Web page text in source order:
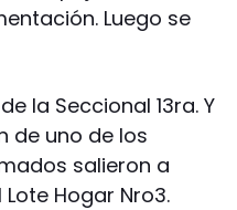
Luego se
la Seccional 13ra. Y
de uno de los
salieron a
Hogar Nro3.